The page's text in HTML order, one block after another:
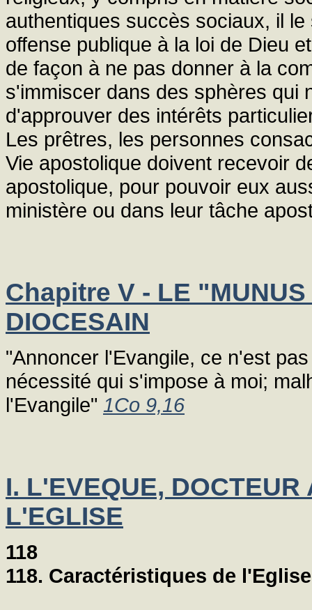
authentiques succès sociaux, il
offense publique à la loi de Dieu
de façon à ne pas donner à la
s'immiscer dans des sphères qui
d'approuver des intérêts
Les prêtres, les personnes
Vie apostolique doivent recevoir
apostolique, pour pouvoir eux
ministère ou dans leur tâche
Chapitre V - LE
DIOCESAIN
"Annoncer l'Evangile, ce n'est
nécessité qui s'impose à moi;
l'Evangile" 1Co 9,16
I. L'EVEQUE,
L'EGLISE
118
118. Caractéristiques de